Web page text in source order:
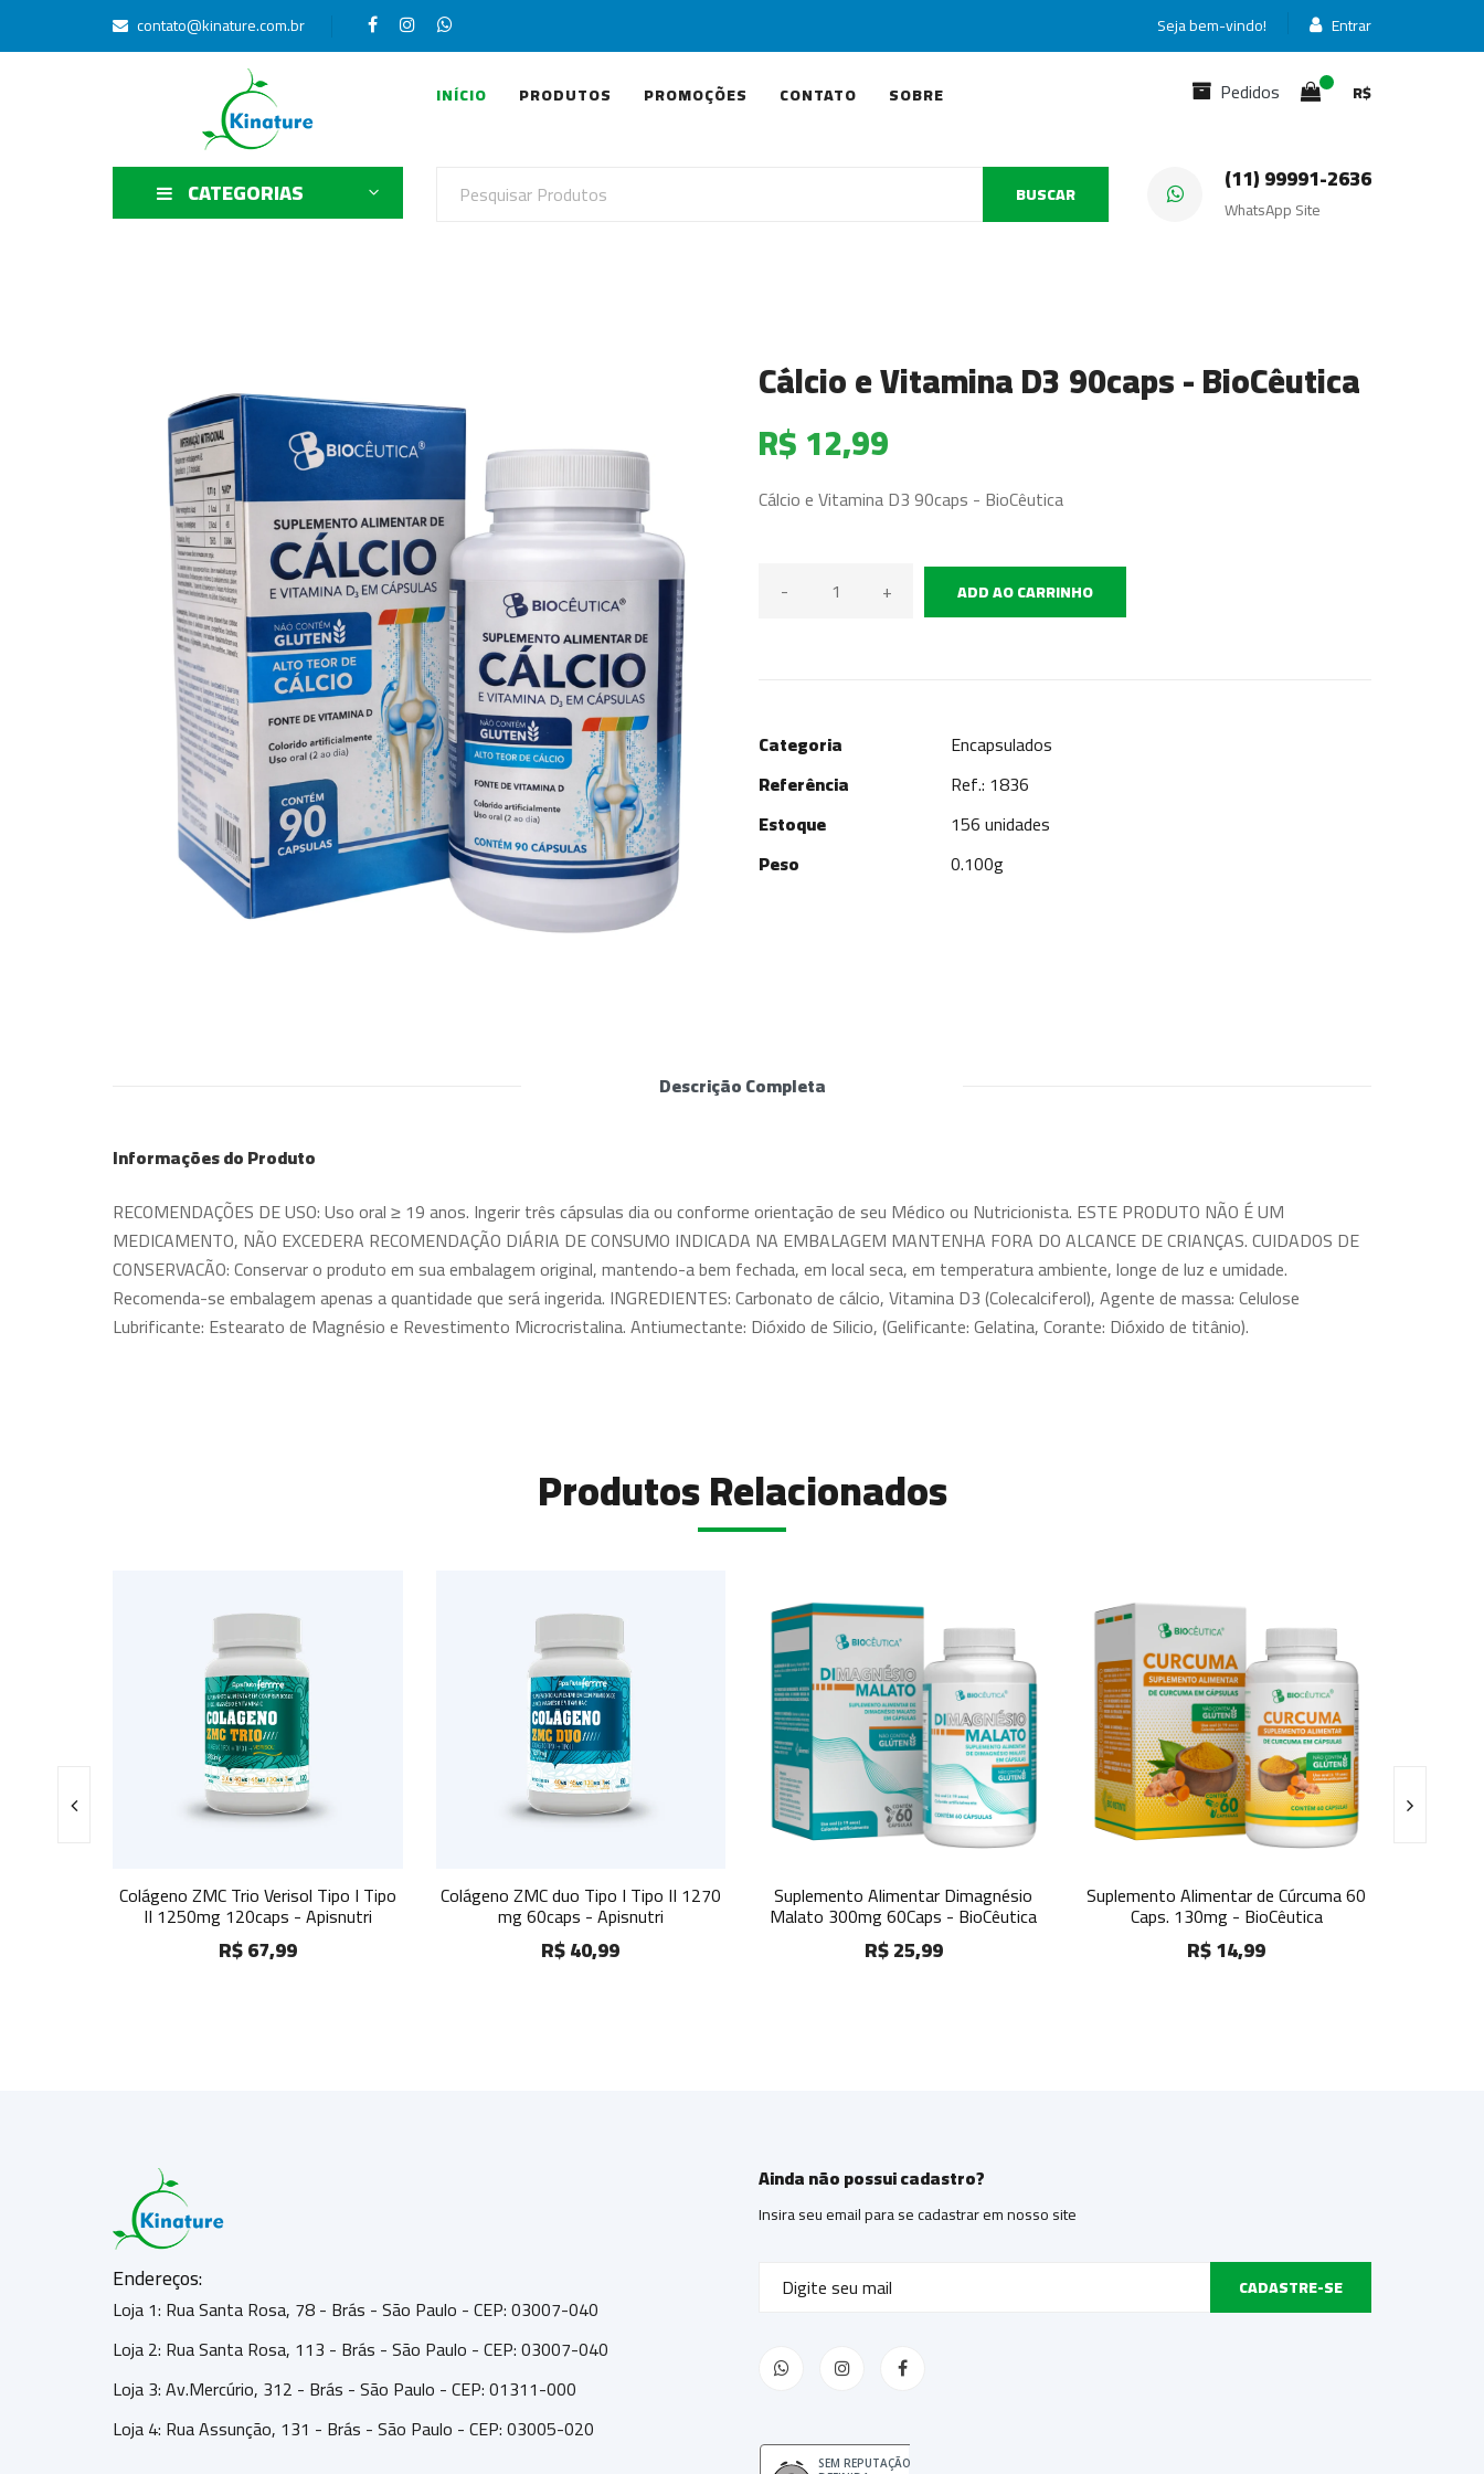
contato@kinature.com.br Seja bem-vindo! Entrar
INÍCIO PRODUTOS PROMOÇÕES CONTATO SOBRE Pedidos R$
CATEGORIAS BUSCAR (11) 99991-2636
WhatsApp Site
Cálcio e Vitamina D3 90caps - BioCêutica
R$ 12,99
Cálcio e Vitamina D3 90caps - BioCêutica
- + ADD AO CARRINHO
Categoria
Encapsulados
Referência
Ref.: 1836
Estoque
156 unidades
Peso
0.100g
Descrição Completa
Informações do Produto
RECOMENDAÇÕES DE USO: Uso oral ≥ 19 anos. Ingerir três cápsulas dia ou conforme orientação de seu Médico ou Nutricionista. ESTE PRODUTO NÃO É UM
MEDICAMENTO, NÃO EXCEDERA RECOMENDAÇÃO DIÁRIA DE CONSUMO INDICADA NA EMBALAGEM MANTENHA FORA DO ALCANCE DE CRIANÇAS. CUIDADOS DE
CONSERVACÃO: Conservar o produto em sua embalagem original, mantendo-a bem fechada, em local seca, em temperatura ambiente, longe de luz e umidade.
Recomenda-se embalagem apenas a quantidade que será ingerida. INGREDIENTES: Carbonato de cálcio, Vitamina D3 (Colecalciferol), Agente de massa: Celulose
Lubrificante: Estearato de Magnésio e Revestimento Microcristalina. Antiumectante: Dióxido de Silicio, (Gelificante: Gelatina, Corante: Dióxido de titânio).
Produtos Relacionados
Trio Verisol Tipo I Tipo
120caps - Apisnutri
Colágeno ZMC duo Tipo I Tipo II 1270
mg 60caps - Apisnutri
Suplemento Alimentar Dimagnésio
Malato 300mg 60Caps - BioCêutica
Suplemento Alimentar de Cúrcuma 60
Caps. 130mg - BioCêutica
Polivitamínico Fisiofort A-Z 60
BioCêutica
Endereços:
Loja 1: Rua Santa Rosa, 78 - Brás - São Paulo - CEP: 03007-040
Loja 2: Rua Santa Rosa, 113 - Brás - São Paulo - CEP: 03007-040
Loja 3: Av.Mercúrio, 312 - Brás - São Paulo - CEP: 01311-000
Loja 4: Rua Assunção, 131 - Brás - São Paulo - CEP: 03005-020
Ainda não possui cadastro?
Insira seu email para se cadastrar em nosso site
CADASTRE-SE
SEM REPUTAÇÃO